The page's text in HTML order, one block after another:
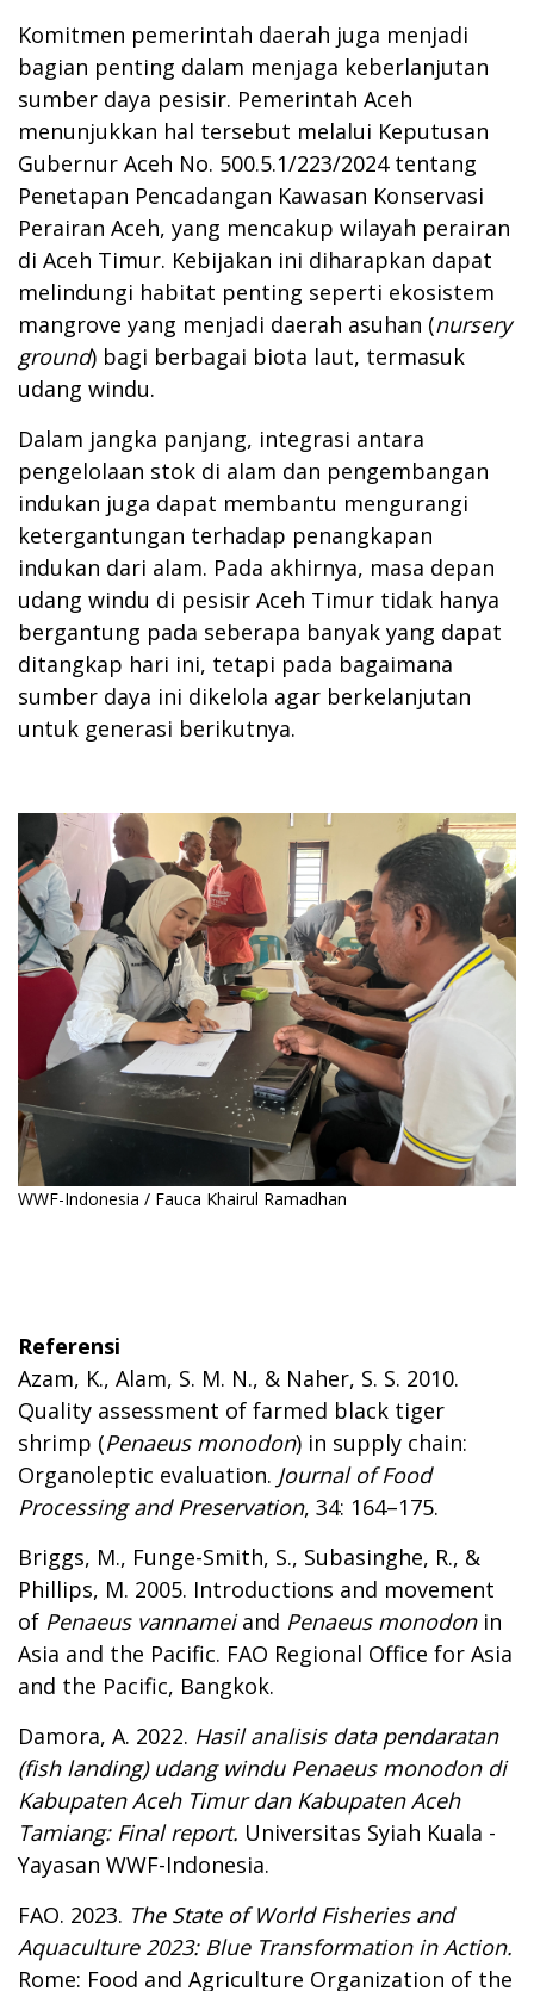
Komitmen pemerintah daerah juga menjadi
bagian penting dalam menjaga keberlanjutan
sumber daya pesisir. Pemerintah Aceh
menunjukkan hal tersebut melalui Keputusan
Gubernur Aceh No. 500.5.1/223/2024 tentang
Penetapan Pencadangan Kawasan Konservasi
Perairan Aceh, yang mencakup wilayah perairan
di Aceh Timur. Kebijakan ini diharapkan dapat
melindungi habitat penting seperti ekosistem
mangrove yang menjadi daerah asuhan (nursery
ground) bagi berbagai biota laut, termasuk
udang windu.
Dalam jangka panjang, integrasi antara
pengelolaan stok di alam dan pengembangan
indukan juga dapat membantu mengurangi
ketergantungan terhadap penangkapan
indukan dari alam. Pada akhirnya, masa depan
udang windu di pesisir Aceh Timur tidak hanya
bergantung pada seberapa banyak yang dapat
ditangkap hari ini, tetapi pada bagaimana
sumber daya ini dikelola agar berkelanjutan
untuk generasi berikutnya.
WWF-Indonesia / Fauca Khairul Ramadhan
Referensi
Azam, K., Alam, S. M. N., & Naher, S. S. 2010.
Quality assessment of farmed black tiger
shrimp (Penaeus monodon) in supply chain:
Organoleptic evaluation. Journal of Food
Processing and Preservation, 34: 164–175.
Briggs, M., Funge-Smith, S., Subasinghe, R., &
Phillips, M. 2005. Introductions and movement
of Penaeus vannameiand Penaeus monodonin
Asia and the Pacific. FAO Regional Office for Asia
and the Pacific, Bangkok.
Damora, A. 2022. Hasil analisis data pendaratan
(fish landing) udang windu Penaeus monodon di
Kabupaten Aceh Timur dan Kabupaten Aceh
Tamiang: Final report. Universitas Syiah Kuala -
Yayasan WWF-Indonesia.
FAO. 2023. The State of World Fisheries and
Aquaculture 2023: Blue Transformation in Action.
Rome: Food and Agriculture Organization of the